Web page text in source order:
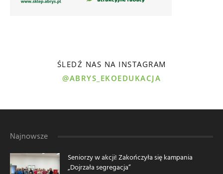
ŚLEDŹ NAS NA INSTAGRAM
@ABRYS_EKOEDUKACJA
Najnowsze
Seniorzy w akcji! Zakończyła się kampania
„Dojrzała segregacja”